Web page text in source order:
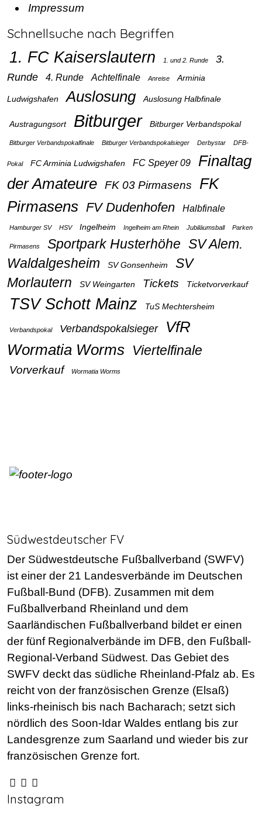
Impressum
Schnellsuche nach Begriffen
1. FC Kaiserslautern 1. und 2. Runde
3.
Runde
4. Runde Achtelfinale Anreise Arminia
Ludwigshafen Auslosung Auslosung Halbfinale
Austragungsort Bitburger Bitburger Verbandspokal
Bitburger Verbandspokalfinale Bitburger Verbandspokalsieger Derbystar DFB-
Pokal FC Arminia Ludwigshafen FC Speyer 09
Finaltag
der Amateure FK 03 Pirmasens
FK
Pirmasens FV Dudenhofen Halbfinale
Hamburger SV HSV Ingelheim Ingelheim am Rhein Jubiläumsball Parken
Pirmasens Sportpark Husterhöhe SV Alem.
Waldalgesheim
SV Gonsenheim
SV
Morlautern
SV Weingarten Tickets Ticketvorverkauf
TSV Schott Mainz TuS Mechtersheim
Verbandspokal Verbandspokalsieger
VfR
Wormatia Worms Viertelfinale
Vorverkauf Wormatia Worms
Südwestdeutscher FV
Der Südwestdeutsche Fußballverband (SWFV)
ist einer der 21 Landesverbände im Deutschen
Fußball-Bund (DFB). Zusammen mit dem
Fußballverband Rheinland und dem
Saarländischen Fußballverband bildet er einen
der fünf Regionalverbände im DFB, den Fußball-
Regional-Verband Südwest. Das Gebiet des
SWFV deckt das südliche Rheinland-Pfalz ab. Es
reicht von der französischen Grenze (Elsaß)
links-rheinisch bis nach Bacharach; setzt sich
nördlich des Soon-Idar Waldes entlang bis zur
Landesgrenze zum Saarland und wieder bis zur
französischen Grenze fort.
Instagram